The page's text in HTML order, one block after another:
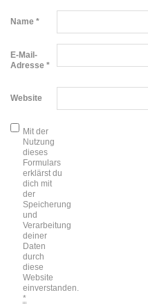
Name *
E-Mail-
Adresse *
Website
Mit der
Nutzung
dieses
Formulars
erklärst du
dich mit
der
Speicherung
und
Verarbeitung
deiner
Daten
durch
diese
Website
einverstanden.
*